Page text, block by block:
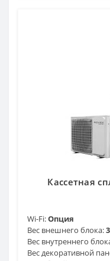
Кассетная
Wi-Fi:Опция
Вес внешнего блока:
Вес внутреннего
Вес декоративной